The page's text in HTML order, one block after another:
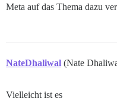
Meta auf das Thema dazu
NateDhaliwal (Nate
Vielleicht ist es